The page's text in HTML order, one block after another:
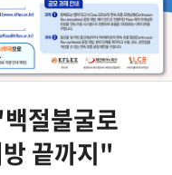
절불굴로
끝까지"